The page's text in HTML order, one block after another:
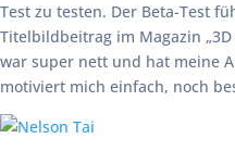
Test zu testen. Der Beta-Test
Titelbildbeitrag im Magazin
war super nett und hat meine
motiviert mich einfach, noch